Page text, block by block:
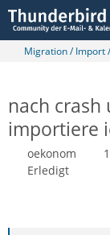
Migration / Import
nach crash
importiere
oekonom
Erledigt